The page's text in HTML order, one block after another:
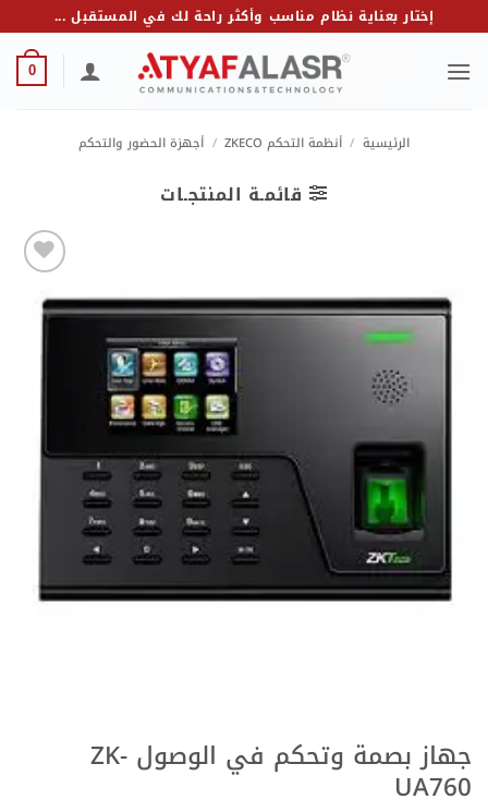
للمحتوى
إختار بعناية نظام مناسب وأكثر راحة لك في المستقبل ...
0
الرئيسية / أنظمة التحكم ZKECO / أجهزة الحضور والتحكم
قائمـة المنتجـات
Add to
wishlist
جهاز بصمة وتحكم في الوصول ZK-
UA760